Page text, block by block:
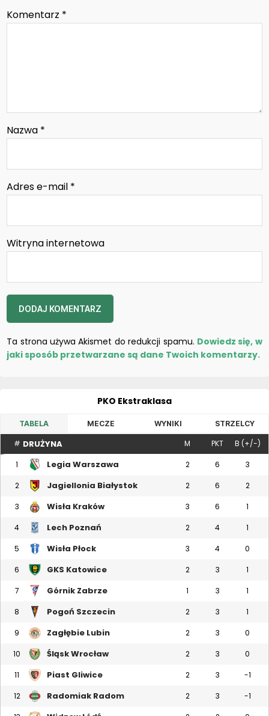
Komentarz *
Nazwa *
Adres e-mail *
Witryna internetowa
Ta strona używa Akismet do redukcji spamu. Dowiedz się, w
jaki sposób przetwarzane są dane Twoich komentarzy.
PKO Ekstraklasa
TABELA MECZE WYNIKI STRZELCY
# DRUŻYNA M PKT B (+/-)
1 Legia Warszawa 2 6 3
2 Jagiellonia Białystok 2 6 2
3 Wisła Kraków 3 6 1
4 Lech Poznań 2 4 1
5 Wisła Płock 3 4 0
6 GKS Katowice 2 3 1
7 Górnik Zabrze 1 3 1
8 Pogoń Szczecin 2 3 1
9 Zagłębie Lubin 2 3 0
10 Śląsk Wrocław 2 3 0
11 Piast Gliwice 2 3 -1
12 Radomiak Radom 2 3 -1